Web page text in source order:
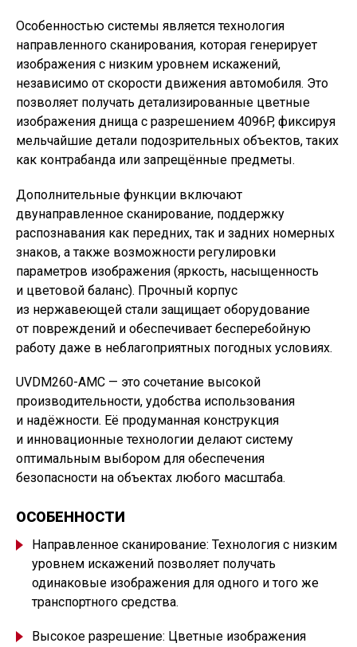
Особенностью системы является технология
направленного сканирования, которая генерирует
изображения с низким уровнем искажений,
независимо от скорости движения автомобиля. Это
позволяет получать детализированные цветные
изображения днища с разрешением 4096P, фиксируя
мельчайшие детали подозрительных объектов, таких
как контрабанда или запрещённые предметы.
Дополнительные функции включают
двунаправленное сканирование, поддержку
распознавания как передних, так и задних номерных
знаков, а также возможности регулировки
параметров изображения (яркость, насыщенность
и цветовой баланс). Прочный корпус
из нержавеющей стали защищает оборудование
от повреждений и обеспечивает бесперебойную
работу даже в неблагоприятных погодных условиях.
UVDM260-AMC — это сочетание высокой
производительности, удобства использования
и надёжности. Её продуманная конструкция
и инновационные технологии делают систему
оптимальным выбором для обеспечения
безопасности на объектах любого масштаба.
ОСОБЕННОСТИ
Направленное сканирование: Технология с низким
уровнем искажений позволяет получать
одинаковые изображения для одного и того же
транспортного средства.
Высокое разрешение: Цветные изображения